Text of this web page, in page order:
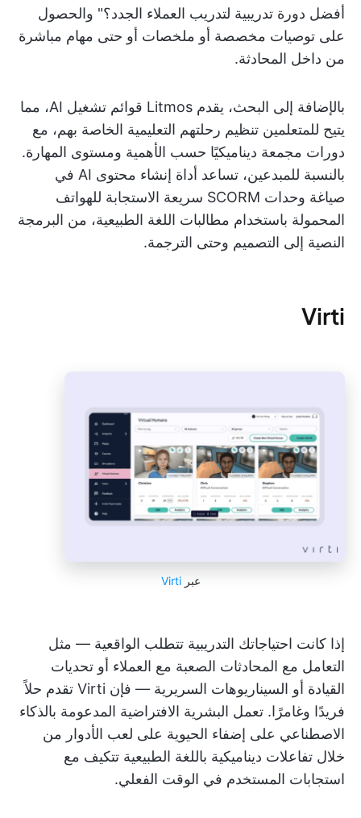
أفضل دورة تدريبية لتدريب العملاء الجدد؟" والحصول
على توصيات مخصصة أو ملخصات أو حتى مهام مباشرة
من داخل المحادثة.
بالإضافة إلى البحث، يقدم Litmos قوائم تشغيل AI، مما
يتيح للمتعلمين تنظيم رحلتهم التعليمية الخاصة بهم، مع
دورات مجمعة ديناميكيًا حسب الأهمية ومستوى المهارة.
بالنسبة للمبدعين، تساعد أداة إنشاء محتوى AI في
صياغة وحدات SCORM سريعة الاستجابة للهواتف
المحمولة باستخدام مطالبات اللغة الطبيعية، من البرمجة
النصية إلى التصميم وحتى الترجمة.
Virti
عبرVirti
إذا كانت احتياجاتك التدريبية تتطلب الواقعية — مثل
التعامل مع المحادثات الصعبة مع العملاء أو تحديات
القيادة أو السيناريوهات السريرية — فإن Virti تقدم حلاً
فريدًا وغامرًا. تعمل البشرية الافتراضية المدعومة بالذكاء
الاصطناعي على إضفاء الحيوية على لعب الأدوار من
خلال تفاعلات ديناميكية باللغة الطبيعية تتكيف مع
استجابات المستخدم في الوقت الفعلي.